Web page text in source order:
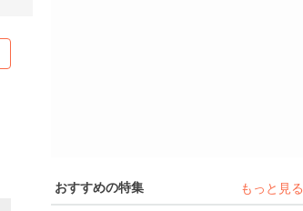
おすすめの特集 もっと見る